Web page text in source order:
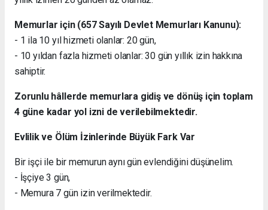
Memurlar için (657 Sayılı Devlet Memurları Kanunu):
- 1 ila 10 yıl hizmeti olanlar: 20 gün,
- 10 yıldan fazla hizmeti olanlar: 30 gün yıllık izin hakkına
sahiptir.
Zorunlu hâllerde memurlara gidiş ve dönüş için toplam
4 güne kadar yol izni de verilebilmektedir.
Evlilik ve Ölüm İzinlerinde Büyük Fark Var
Bir işçi ile bir memurun aynı gün evlendiğini düşünelim.
- İşçiye 3 gün,
- Memura 7 gün izin verilmektedir.